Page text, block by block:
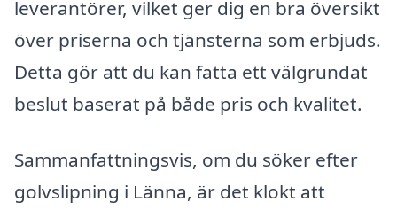
leverantörer, vilket ger dig en bra översikt
över priserna och tjänsterna som erbjuds.
Detta gör att du kan fatta ett välgrundat
beslut baserat på både pris och kvalitet.
Sammanfattningsvis, om du söker efter
golvslipning i Länna, är det klokt att